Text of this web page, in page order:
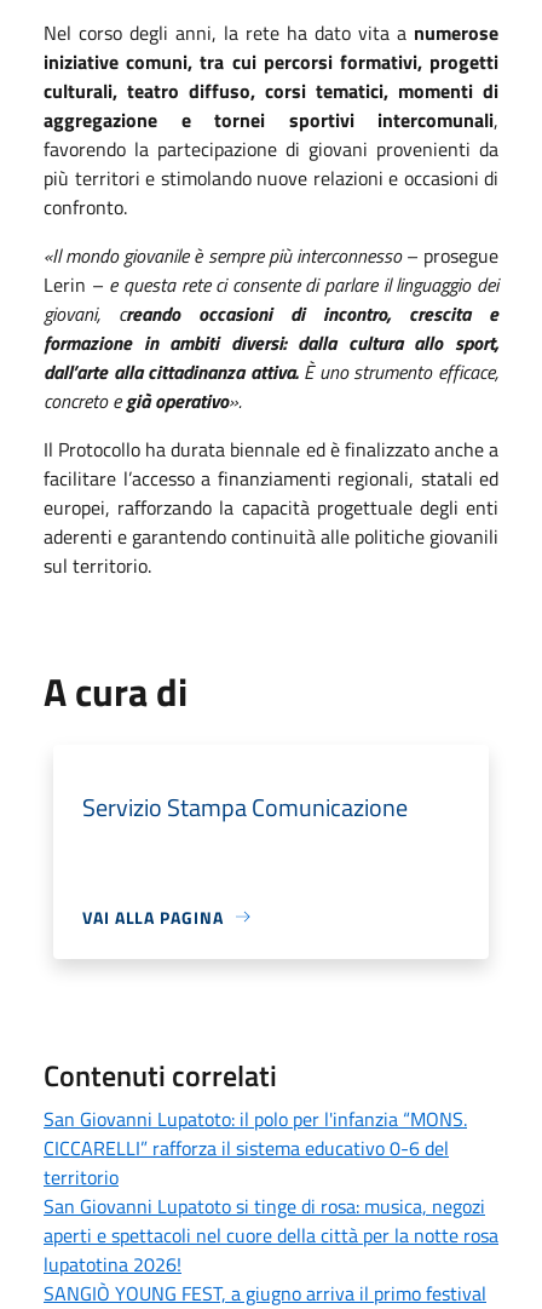
Nel corso degli anni, la rete ha dato vita a numerose
iniziative comuni, tra cui percorsi formativi, progetti
culturali, teatro diffuso, corsi tematici, momenti di
aggregazione e tornei sportivi intercomunali,
favorendo la partecipazione di giovani provenienti da
più territori e stimolando nuove relazioni e occasioni di
confronto.
«Il mondo giovanile è sempre più interconnesso– prosegue
Lerin – e questa rete ci consente di parlare il linguaggio dei
giovani, creando occasioni di incontro, crescita e
formazione in ambiti diversi: dalla cultura allo sport,
dall’arte alla cittadinanza attiva. È uno strumento efficace,
concreto egià operativo».
Il Protocollo ha durata biennale ed è finalizzato anche a
facilitare l’accesso a finanziamenti regionali, statali ed
europei, rafforzando la capacità progettuale degli enti
aderenti e garantendo continuità alle politiche giovanili
sul territorio.
A cura di
Servizio Stampa Comunicazione
VAI ALLA PAGINA
Contenuti correlati
San Giovanni Lupatoto: il polo per l'infanzia “MONS.
CICCARELLI” rafforza il sistema educativo 0-6 del
territorio
San Giovanni Lupatoto si tinge di rosa: musica, negozi
aperti e spettacoli nel cuore della città per la notte rosa
lupatotina 2026!
SANGIÒ YOUNG FEST, a giugno arriva il primo festival